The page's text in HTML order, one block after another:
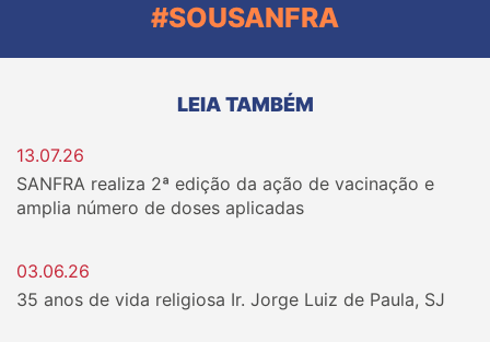
#SOUSANFRA
LEIA TAMBÉM
13.07.26
SANFRA realiza 2ª edição da ação de vacinação e
amplia número de doses aplicadas
03.06.26
35 anos de vida religiosa Ir. Jorge Luiz de Paula, SJ